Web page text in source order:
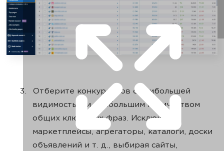
Отберите конкурентов с наибольшей
видимостью и наибольшим количеством
общих ключевых фраз. Исключите
маркетплейсы, агрегаторы, каталоги, доски
объявлений и т. д., выбирая сайты,